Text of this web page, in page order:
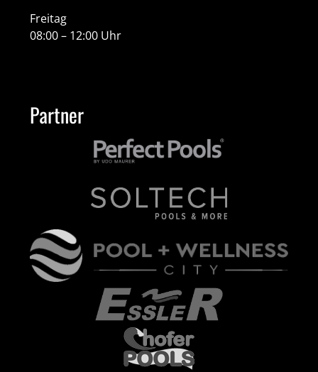
Freitag
08:00 – 12:00 Uhr
Partner